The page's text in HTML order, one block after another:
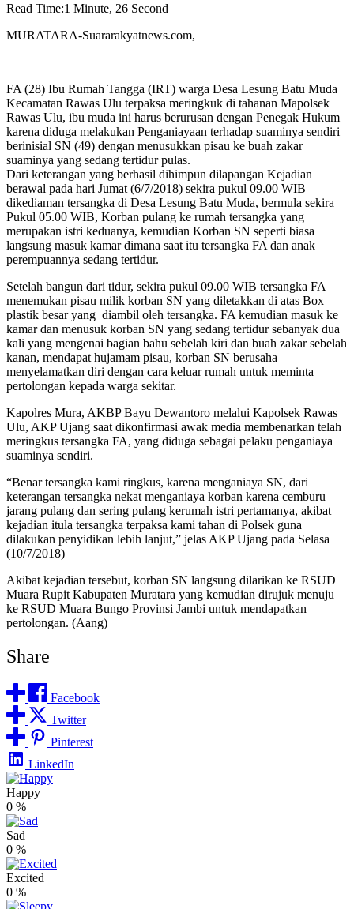
Read Time:1 Minute, 26 Second
MURATARA-Suararakyatnews.com,
FA (28) Ibu Rumah Tangga (IRT) warga Desa Lesung Batu Muda
Kecamatan Rawas Ulu terpaksa meringkuk di tahanan Mapolsek
Rawas Ulu, ibu muda ini harus berurusan dengan Penegak Hukum
karena diduga melakukan Penganiayaan terhadap suaminya sendiri
berinisial SN (49) dengan menusukkan pisau ke buah zakar
suaminya yang sedang tertidur pulas.
Dari keterangan yang berhasil dihimpun dilapangan Kejadian
berawal pada hari Jumat (6/7/2018) sekira pukul 09.00 WIB
dikediaman tersangka di Desa Lesung Batu Muda, bermula ‎sekira
Pukul 05.00 WIB, Korban pulang ke rumah tersangka yang
merupakan istri keduanya, kemudian Korban SN seperti biasa
langsung masuk kamar dimana saat itu tersangka FA dan anak
perempuannya sedang tertidur.
Setelah bangun dari tidur, sekira pukul 09.00 WIB tersangka FA
menemukan pisau milik korban SN yang diletakkan di atas Box
plastik besar yang diambil oleh tersangka. FA kemudian masuk ke
kamar dan menusuk korban SN yang sedang tertidur sebanyak dua
kali yang mengenai bagian bahu sebelah kiri dan buah zakar sebelah
kanan, mendapat hujamam pisau, korban SN berusaha
menyelamatkan diri dengan cara keluar rumah untuk meminta
pertolongan kepada warga sekitar.
Kapolres Mura, AKBP Bayu Dewantoro melalui Kapolsek Rawas
Ulu, AKP Ujang saat dikonfirmasi awak media membenarkan telah
meringkus tersangka FA, yang diduga sebagai pelaku penganiaya
suaminya sendiri.
“Benar tersangka kami ringkus, karena menganiaya SN, dari
keterangan tersangka nekat menganiaya korban karena cemburu
jarang pulang dan sering pulang kerumah istri pertamanya, akibat
kejadian itula tersangka terpaksa kami tahan di Polsek guna
dilakukan penyidikan lebih lanjut,” jelas AKP Ujang pada Selasa
(10/7/2018)
Akibat kejadian tersebut, korban SN langsung dilarikan ke RSUD
Muara Rupit Kabupaten Muratara yang kemudian dirujuk menuju
ke RSUD Muara Bungo Provinsi Jambi untuk mendapatkan
pertolongan. (Aang)
Share
Facebook
Twitter
Pinterest
LinkedIn
Happy
0 %
Sad
0 %
Excited
0 %